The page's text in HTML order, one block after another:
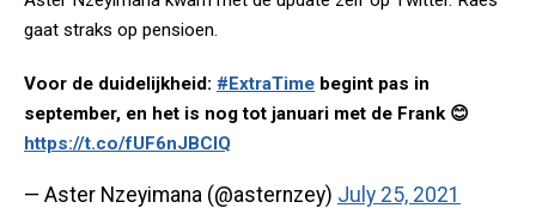
gaat straks op pensioen.
Voor de duidelijkheid: #ExtraTime begint pas in
september, en het is nog tot januari met de Frank 😊
https://t.co/fUF6nJBCIQ
— Aster Nzeyimana (@asternzey) July 25, 2021